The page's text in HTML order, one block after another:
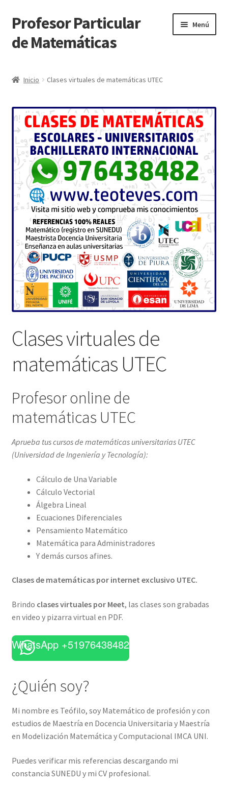
Ir
a
la
Ir
al
contenido
Profesor Particular
de Matemáticas
Menú
Inicio Clases virtuales de matemáticas UTEC
Clases virtuales de
matemáticas UTEC
Profesor online de
matemáticas UTEC
Aprueba tus cursos de matemáticas universitarias UTEC
(Universidad de Ingeniería y Tecnología):
Cálculo de Una Variable
Cálculo Vectorial
Álgebra Lineal
Ecuaciones Diferenciales
Pensamiento Matemático
Matemática para Administradores
Y demás cursos afines.
Clases de matemáticas por internet exclusivo UTEC.
Brindo clases virtuales por Meet, las clases son grabadas
en video y pizarra virtual en PDF.
WhatsApp +51976438482
¿Quién soy?
Mi nombre es Teófilo, soy Matemático de profesión y con
estudios de Maestría en Docencia Universitaria y Maestría
en Modelización Matemática y Computacional IMCA UNI.
Puedes verificar mis referencias descargando mi
constancia SUNEDU y mi CV profesional.